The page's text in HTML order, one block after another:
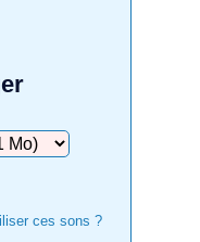
ces sons ?